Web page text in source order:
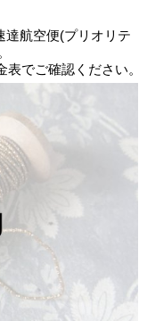
達航空便(プリオリテ
表でご確認ください。